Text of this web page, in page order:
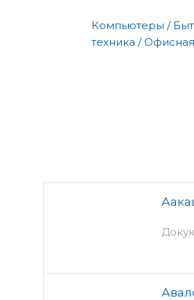
Компьютеры /
техника /